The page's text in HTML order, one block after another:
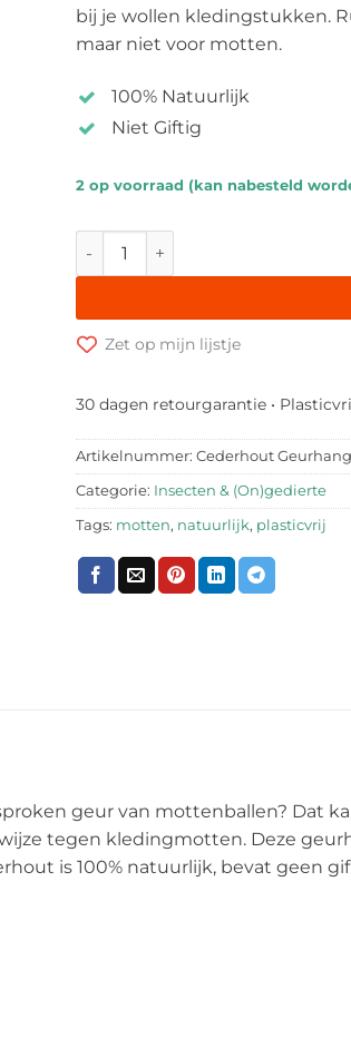
bij je wollen kledingstukken.
maar niet voor motten.
100% Natuurlijk
Niet Giftig
2 op voorraad (kan nabesteld
Cederhouten Geurhanger
Zet op mijn lijstje
30 dagen retourgarantie •
Artikelnummer: Cederhout
Categorie: Insecten & (On)gedierte
Tags: motten, natuurlijk, plasticvrij
geur van mottenballen? Dat
tegen kledingmotten. Deze
is 100% natuurlijk, bevat geen